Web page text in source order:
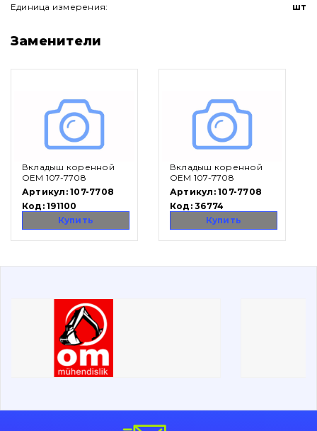
О нас
Вакансии
Каталог
Фильтры и смазочные материалы
Болты, гайки и элементы крепления
Коронки, зубья, адаптера, пальцы, фиксаторы
Ножи, режущие кромки
Защита (ковша, адаптера)
написати
Единица измерения: шт
Заменители
Вкладыш коренной
OEM 107-7708
Артикул:107-7708
Код:191100
Купить
Вкладыш коренной
OEM 107-7708
Артикул:107-7708
Код:36774
Купить